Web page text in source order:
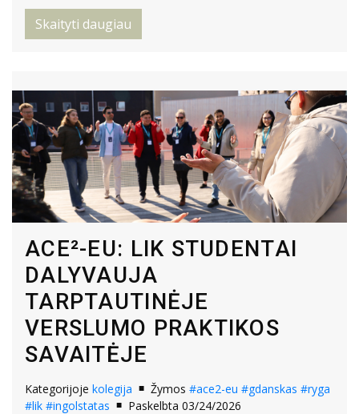
Skaityti daugiau
ACE²-EU: LIK STUDENTAI
DALYVAUJA
TARPTAUTINĖJE
VERSLUMO PRAKTIKOS
SAVAITĖJE
Kategorijoje kolegija Žymos #ace2-eu #gdanskas #ryga
#lik #ingolstatas Paskelbta 03/24/2026